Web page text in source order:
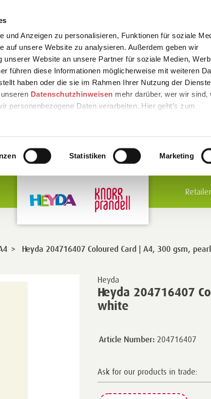
und Anzeigen zu personalisieren, Funktionen für soziale
auf unsere Website zu analysieren. Außerdem geben wir
unserer Website an unsere Partner für soziale Medien,
führen diese Informationen möglicherweise mit weiteren
haben oder die sie im Rahmen Ihrer Nutzung der Dienste
Datenschutzhinweisen mehr darüber, wer wir sind,
personenbezogene Daten verarbeiten. Hier geht’s zum
Statistiken Marketing
Heyda
Heyda 204716407
white
> Heyda 204716407 Coloured Card | A4, 300 gsm,
Article Number: 204716407
Ask for our products in trade: